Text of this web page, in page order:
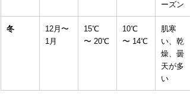
ーズン
冬
12月〜
1月
15℃
〜 20℃
10℃
〜 14℃
肌寒
い、乾
燥、曇
天が多
い